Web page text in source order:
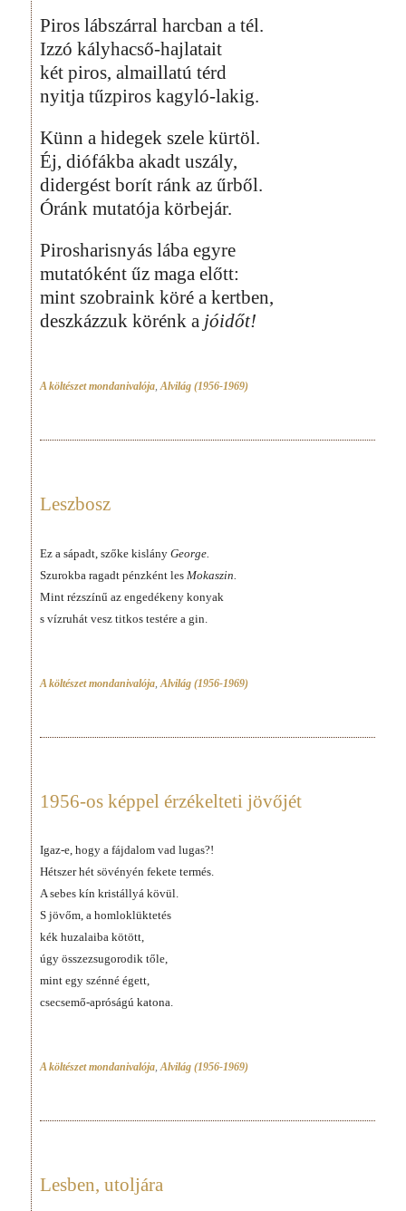
Piros lábszárral harcban a tél.
Izzó kályhacső-hajlatait
két piros, almaillatú térd
nyitja tűzpiros kagyló-lakig.
Künn a hidegek szele kürtöl.
Éj, diófákba akadt uszály,
didergést borít ránk az űrből.
Óránk mutatója körbejár.
Pirosharisnyás lába egyre
mutatóként űz maga előtt:
mint szobraink köré a kertben,
deszkázzuk körénk a jóidőt!
A költészet mondanivalója,Alvilág (1956-1969)
Leszbosz
Ez a sápadt, szőke kislány George.
Szurokba ragadt pénzként les Mokaszin.
Mint rézszínű az engedékeny konyak
s vízruhát vesz titkos testére a gin.
A költészet mondanivalója Alvilág (1956-1969)
1956-os képpel érzékelteti jövőjét
Igaz-e, hogy a fájdalom vad lugas?!
Hétszer hét sövényén fekete termés.
A sebes kín kristállyá kövül.
S jövőm, a homloklüktetés
kék huzalaiba kötött,
úgy összezsugorodik tőle,
mint egy szénné égett,
csecsemő-apróságú katona.
A költészet mondanivalója,Alvilág (1956-1969)
Lesben, utoljára